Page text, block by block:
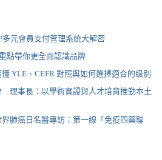
元會員支付管理系統大解密
點帶你更全面認識品牌
YLE、CEFR 對照與如何選擇適合的級別
理事長：以學術實證與人才培育推動本土
肺癌日名醫專訪：第一線「免疫四藥聯